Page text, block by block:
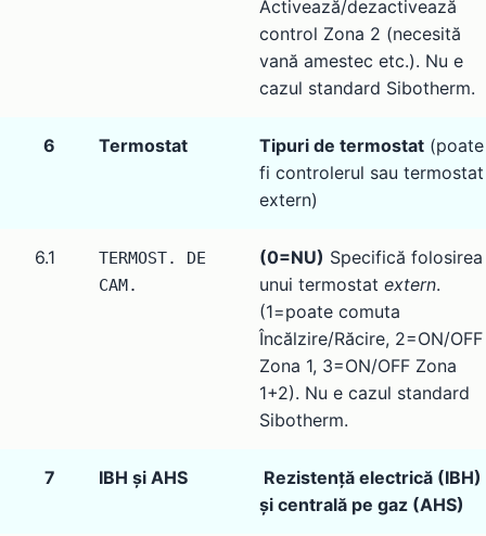
Activează/dezactivează
control Zona 2 (necesită
vană amestec etc.). Nu e
cazul standard Sibotherm.
6 Termostat Tipuri de termostat (poate
fi controlerul sau termostat
extern)
6.1
TERMOST. DE
CAM.
(0=NU) Specifică folosirea
unui termostat extern.
(1=poate comuta
Încălzire/Răcire, 2=ON/OFF
Zona 1, 3=ON/OFF Zona
1+2). Nu e cazul standard
Sibotherm.
7 IBH și AHS
Rezistență electrică (IBH)
și centrală pe gaz (AHS)